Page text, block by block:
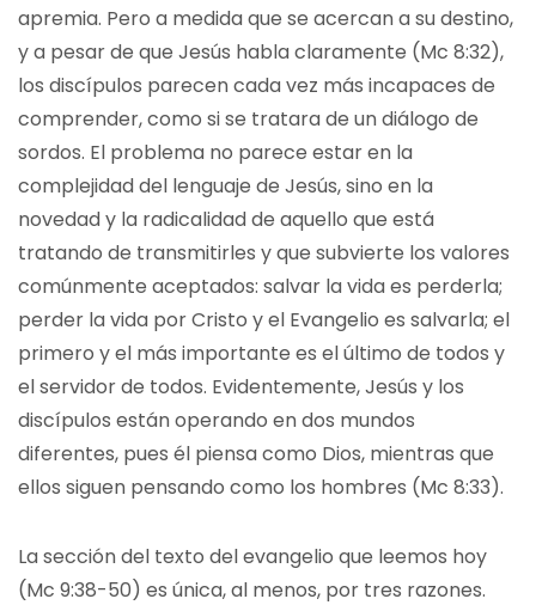
apremia. Pero a medida que se acercan a su destino,
y a pesar de que Jesús habla claramente (Mc 8:32),
los discípulos parecen cada vez más incapaces de
comprender, como si se tratara de un diálogo de
sordos. El problema no parece estar en la
complejidad del lenguaje de Jesús, sino en la
novedad y la radicalidad de aquello que está
tratando de transmitirles y que subvierte los valores
comúnmente aceptados: salvar la vida es perderla;
perder la vida por Cristo y el Evangelio es salvarla; el
primero y el más importante es el último de todos y
el servidor de todos. Evidentemente, Jesús y los
discípulos están operando en dos mundos
diferentes, pues él piensa como Dios, mientras que
ellos siguen pensando como los hombres (Mc 8:33).
La sección del texto del evangelio que leemos hoy
(Mc 9:38-50) es única, al menos, por tres razones.